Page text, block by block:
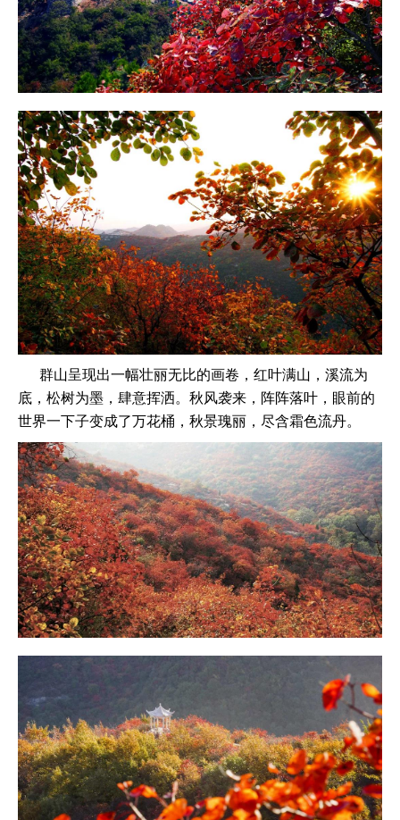
群山呈现出一幅壮丽无比的画卷，红叶满山，溪流为
底，松树为墨，肆意挥洒。秋风袭来，阵阵落叶，眼前的
世界一下子变成了万花桶，秋景瑰丽，尽含霜色流丹。